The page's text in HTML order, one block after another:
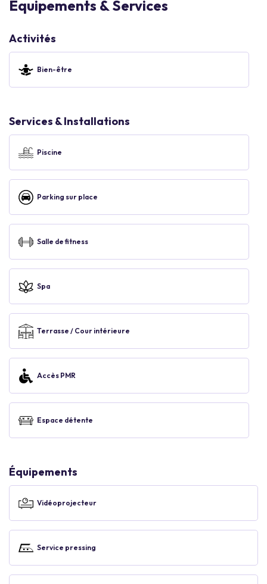
Equipements & Services
Activités
Bien-être
Services & Installations
Piscine
Parking sur place
Salle de fitness
Spa
Terrasse / Cour intérieure
Accès PMR
Espace détente
Équipements
Vidéoprojecteur
Service pressing